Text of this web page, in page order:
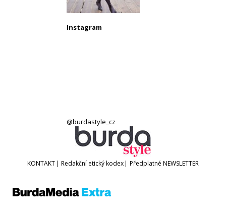
Instagram
@burdastyle_cz
KONTAKT| Redakční etický kodex| Předplatné NEWSLETTER